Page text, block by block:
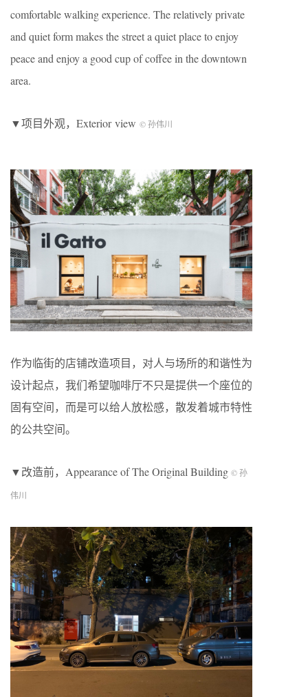
comfortable walking experience. The relatively private
and quiet form makes the street a quiet place to enjoy
peace and enjoy a good cup of coffee in the downtown
area.
▼项目外观，Exterior view © 孙伟川
作为临街的店铺改造项目，对人与场所的和谐性为
设计起点，我们希望咖啡厅不只是提供一个座位的
固有空间，而是可以给人放松感，散发着城市特性
的公共空间。
▼改造前，Appearance of The Original Building © 孙
伟川